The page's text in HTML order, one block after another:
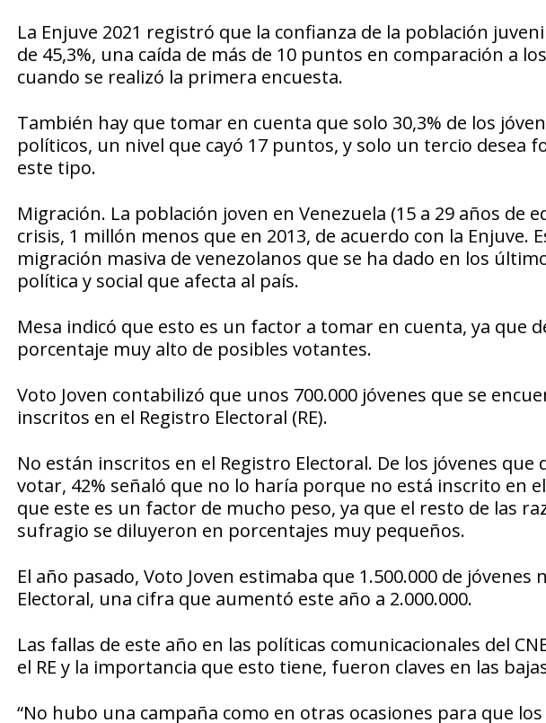
La Enjuve 2021 registró que la confianza de la población
de 45,3%, una caída de más de 10 puntos en comparación a
cuando se realizó la primera encuesta.
También hay que tomar en cuenta que solo 30,3% de los
políticos, un nivel que cayó 17 puntos, y solo un tercio desea
este tipo.
Migración. La población joven en Venezuela (15 a 29 años de
crisis, 1 millón menos que en 2013, de acuerdo con la Enjuve.
migración masiva de venezolanos que se ha dado en los
política y social que afecta al país.
Mesa indicó que esto es un factor a tomar en cuenta, ya que
porcentaje muy alto de posibles votantes.
Voto Joven contabilizó que unos 700.000 jóvenes que se
inscritos en el Registro Electoral (RE).
No están inscritos en el Registro Electoral. De los jóvenes
votar, 42% señaló que no lo haría porque no está inscrito en
que este es un factor de mucho peso, ya que el resto de las
sufragio se diluyeron en porcentajes muy pequeños.
El año pasado, Voto Joven estimaba que 1.500.000 de
Electoral, una cifra que aumentó este año a 2.000.000.
Las fallas de este año en las políticas comunicacionales del
el RE y la importancia que esto tiene, fueron claves en las
“No hubo una campaña como en otras ocasiones para que